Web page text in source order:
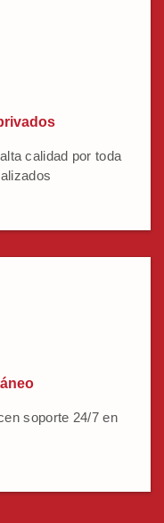
calidad por toda
soporte 24/7 en